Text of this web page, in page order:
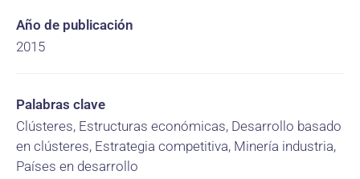
Año de publicación
2015
Palabras clave
Clústeres, Estructuras económicas, Desarrollo basado
en clústeres, Estrategia competitiva, Minería industria,
Países en desarrollo